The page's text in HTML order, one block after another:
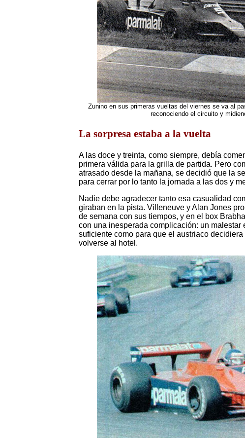
Zunino en sus primeras vueltas del viernes se va al
reconociendo el circuito y
La sorpresa estaba a la vuelta
A las doce y treinta, como siempre, debía
primera válida para la grilla de partida. Pero
atrasado desde la mañana, se decidió que la
para cerrar por lo tanto la jornada a las dos y
Nadie debe agradecer tanto esa casualidad
giraban en la pista. Villeneuve y Alan Jones
de semana con sus tiempos, y en el box
con una inesperada complicación: un malestar
suficiente como para que el austriaco
volverse al hotel.